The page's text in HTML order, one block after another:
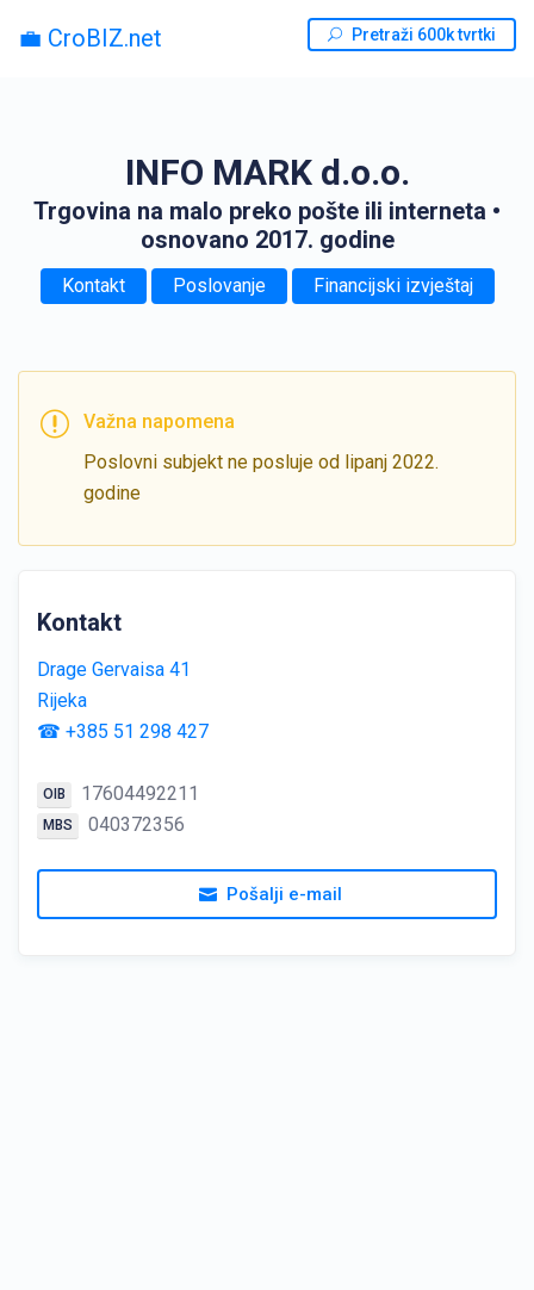
💼 CroBIZ.net Pretraži 600k tvrtki
INFO MARK d.o.o.
Trgovina na malo preko pošte ili interneta •
osnovano 2017. godine
Kontakt Poslovanje Financijski izvještaj
Važna napomena
Poslovni subjekt ne posluje od lipanj 2022.
godine
Kontakt
Drage Gervaisa 41
Rijeka
☎ +385 51 298 427
OIB 17604492211
MBS 040372356
Pošalji e-mail